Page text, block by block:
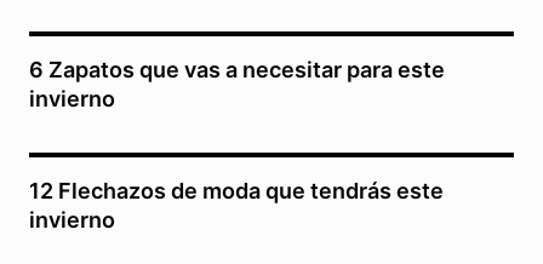
6 Zapatos que vas a necesitar para este
invierno
12 Flechazos de moda que tendrás este
invierno